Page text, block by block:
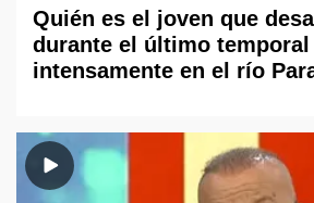
Quién es el joven que
durante el último
intensamente en el río